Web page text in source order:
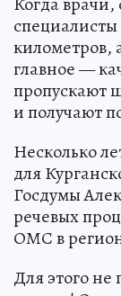
специалисты
километров,
главное —
пропускают
и получают
Несколько
для
Госдумы
речевых
ОМС в
Для этого не